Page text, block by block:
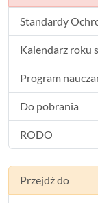
Standardy
Kalendarz roku
Program
Do pobrania
RODO
Przejdź do